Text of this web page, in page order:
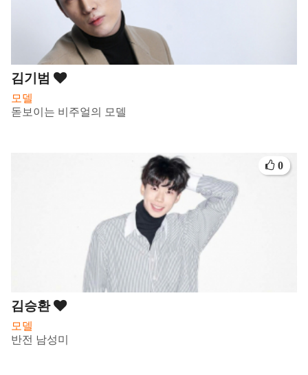
김기범
모델
돋보이는 비주얼의 모델
김승환
모델
반전 남성미
0